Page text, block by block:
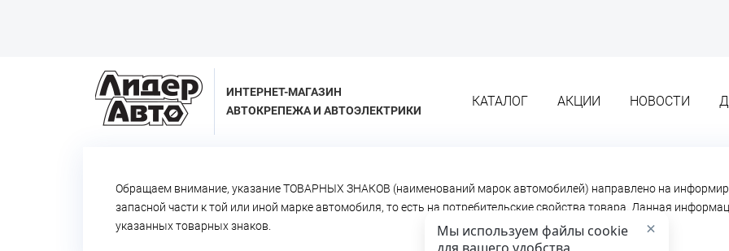
ИНТЕРНЕТ-МАГАЗИН
АВТОКРЕПЕЖА И АВТОЭЛЕКТРИКИ
КАТАЛОГ АКЦИИ НОВОСТИ
Обращаем внимание, указание ТОВАРНЫХ ЗНАКОВ (наименований марок автомобилей) направлено на
запасной части к той или иной марке автомобиля, то есть на потребительские свойства товара. Данная
указанных товарных знаков.
Мы используем файлы cookie
×